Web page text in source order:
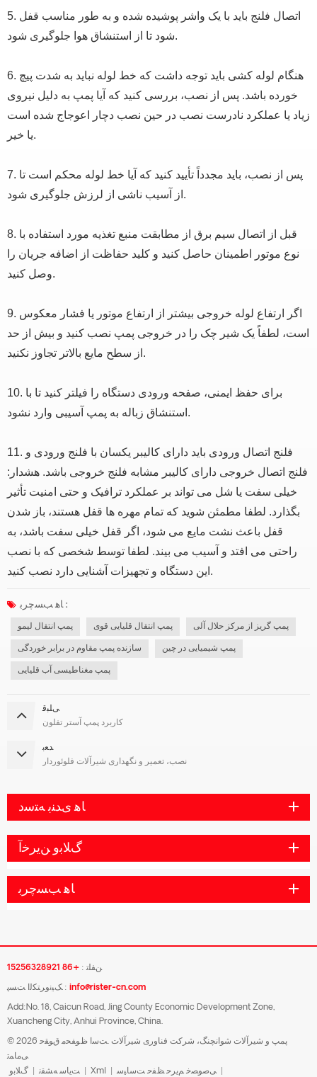
5. اتصال فلنج باید با یک واشر پوشیده شده و به طور مناسب قفل
شود تا از استنشاق هوا جلوگیری شود.
6. هنگام لوله کشی باید توجه داشت که خط لوله نباید به شدت پیچ
خورده باشد. پس از نصب، بررسی کنید که آیا پمپ به دلیل نیروی
زیاد یا عملکرد نادرست نصب در حین نصب دچار اعوجاج شده است
یا خیر.
7. پس از نصب، باید مجدداً تأیید کنید که آیا خط لوله محکم است تا
از آسیب ناشی از لرزش جلوگیری شود.
8. قبل از اتصال سیم برق از مطابقت منبع تغذیه مورد استفاده با
نوع موتور اطمینان حاصل کنید و کلید حفاظت از اضافه جریان را
وصل کنید.
9. اگر ارتفاع لوله خروجی بیشتر از ارتفاع موتور یا فشار معکوس
است، لطفاً یک شیر چک را در خروجی پمپ نصب کنید و بیش از حد
از سطح مایع بالاتر تجاوز نکنید.
10. برای حفظ ایمنی، صفحه ورودی دستگاه را فیلتر کنید تا با
استنشاق زباله به پمپ آسیبی وارد نشود.
11. فلنج اتصال ورودی باید دارای کالیبر یکسان با فلنج ورودی و
فلنج اتصال خروجی دارای کالیبر مشابه فلنج خروجی باشد. هشدار:
خیلی سفت یا شل می تواند بر عملکرد ترافیک و حتی امنیت تأثیر
بگذارد. لطفا مطمئن شوید که تمام مهره ها قفل هستند، باز شدن
قفل باعث نشت مایع می شود، اگر قفل خیلی سفت باشد، به
راحتی می افتد و آسیب می بیند. لطفا توسط شخصی که با نصب
این دستگاه و تجهیزات آشنایی دارد نصب کنید.
ﺎﻫ ﺐﺴﭼﺮﺑ :
پمپ انتقال لیمو پمپ انتقال قلیایی قوی پمپ گریز از مرکز حلال آلی
سازنده پمپ مقاوم در برابر خوردگی پمپ شیمیایی در چین
پمپ مغناطیسی آب قلیایی
ﯽﻠﺒﻗ
کاربرد پمپ آستر تفلون
ﺪﻌﺑ
نصب، تعمیر و نگهداری شیرآلات فلوئوردار
ﺎﻫ ﯼﺪﻨﺑ ﻪﺘﺳﺩ
ﮒﻼ ﺑﻭ ﻦﯾﺮﺧﺁ
ﺎﻫ ﺐﺴﭼﺮﺑ
ﻦﻔﻠﺗ : +86 15256328921
ﮏﯿﻧﻭﺮﺘﮑﻟﺍ ﺖﺴﭘ : info@rister-cn.com
Add:No. 18, Caicun Road, Jing County Economic Development Zone,
Xuancheng City, Anhui Province, China.
© 2026 پمپ و شیرآلات شوانچنگ، شرکت فناوری شیرآلات .ﺖﺳﺍ ﻅﻮﻔﺤﻣ ﻕﻮﻘﺣ
ﯽﻣﺎﻤﺗ
ﮒﻼ ﺑﻭ
ﺖﯾﺎﺳ ﻪﺸﻘﻧ Xml ﯽﺻﻮﺼﺧ ﻢﯾﺮﺣ ﻆﻔﺣ ﺖﺳﺎﯿﺳ